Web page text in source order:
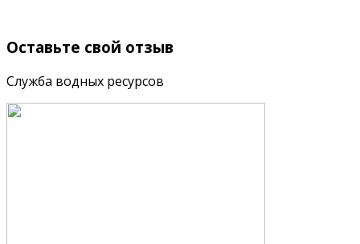
Оставьте свой отзыв
Служба водных ресурсов